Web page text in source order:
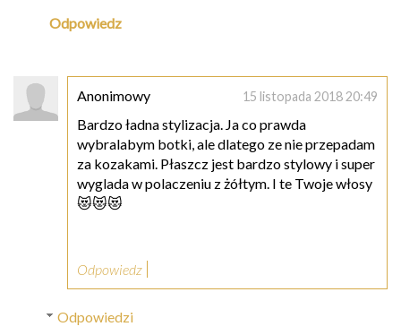
Odpowiedz
Anonimowy 15 listopada 2018 20:49
Bardzo ładna stylizacja. Ja co prawda
wybralabym botki, ale dlatego ze nie przepadam
za kozakami. Płaszcz jest bardzo stylowy i super
wyglada w polaczeniu z żółtym. I te Twoje włosy
😻😻😻
Odpowiedz
Odpowiedzi